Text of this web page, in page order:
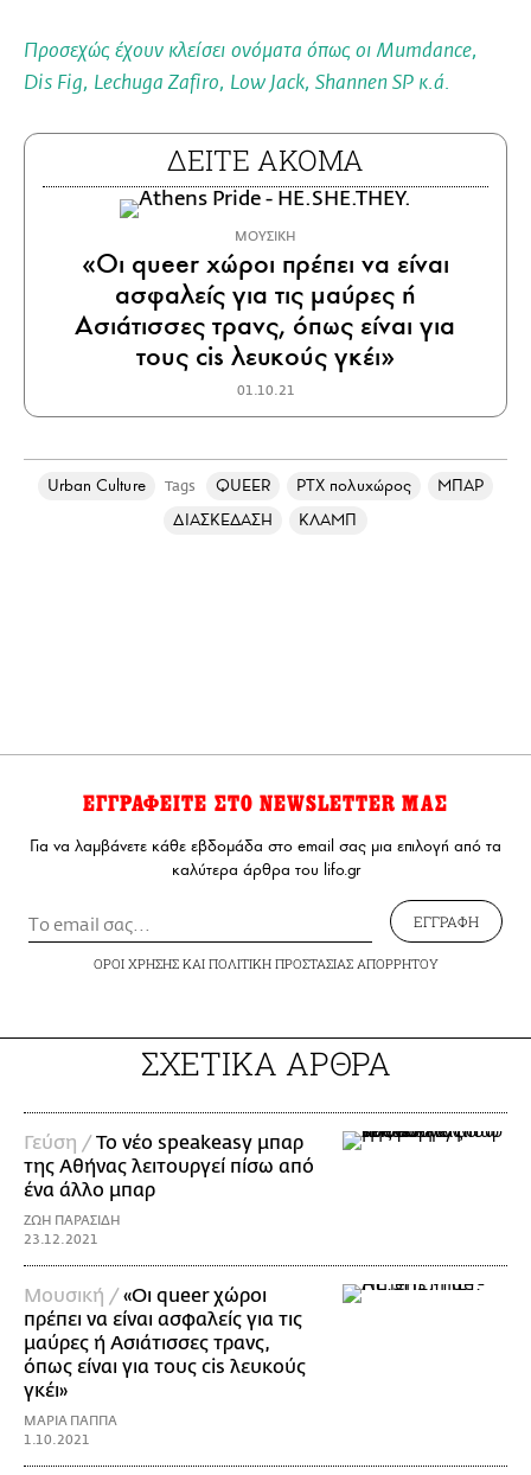
Προσεχώς έχουν κλείσει ονόματα όπως οι Mumdance,
Dis Fig, Lechuga Zafiro, Low Jack, Shannen SP κ.ά.
ΔΕΙΤΕ ΑΚΟΜΑ
ΜΟΥΣΙΚΗ
«Οι queer χώροι πρέπει να είναι
ασφαλείς για τις μαύρες ή
Ασιάτισσες τρανς, όπως είναι για
τους cis λευκούς γκέι»
01.10.21
Urban Culture Tags QUEER PTX πολυχώρος
ΜΠΑΡ
ΔΙΑΣΚΕΔΑΣΗ
ΚΛΑΜΠ
ΕΓΓΡΑΦΕΙΤΕ ΣΤΟ NEWSLETTER ΜΑΣ
Για να λαμβάνετε κάθε εβδομάδα στο email σας μια επιλογή από τα
καλύτερα άρθρα του lifo.gr
ΕΓΓΡΑΦΗ
ΟΡΟΙ ΧΡΗΣΗΣΚΑΙ ΠΟΛΙΤΙΚΗ ΠΡΟΣΤΑΣΙΑΣ ΑΠΟΡΡΗΤΟΥ
ΣΧΕΤΙΚΑ ΑΡΘΡΑ
Γεύση /Το νέο speakeasy μπαρ
της Αθήνας λειτουργεί πίσω από
ένα άλλο μπαρ
ΖΩΗ ΠΑΡΑΣΙΔΗ
23.12.2021
Μουσική /«Οι queer χώροι
πρέπει να είναι ασφαλείς για τις
μαύρες ή Ασιάτισσες τρανς,
όπως είναι για τους cis λευκούς
γκέι»
ΜΑΡΙΑ ΠΑΠΠΑ
1.10.2021